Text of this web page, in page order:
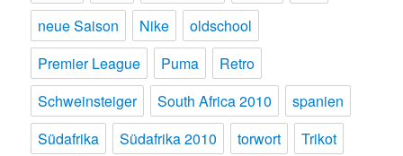
neue Saison
Nike
oldschool
Premier League
Puma
Retro
Schweinsteiger
South Africa 2010
spanien
Südafrika
Südafrika 2010 torwort
Trikot